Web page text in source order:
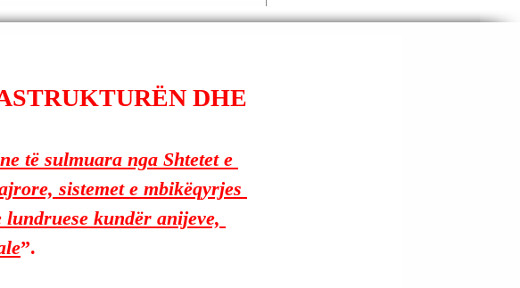
DHE
të sulmuara nga Shtetet e
sistemet e mbikëqyrjes
lundruese kundër anijeve,
”.